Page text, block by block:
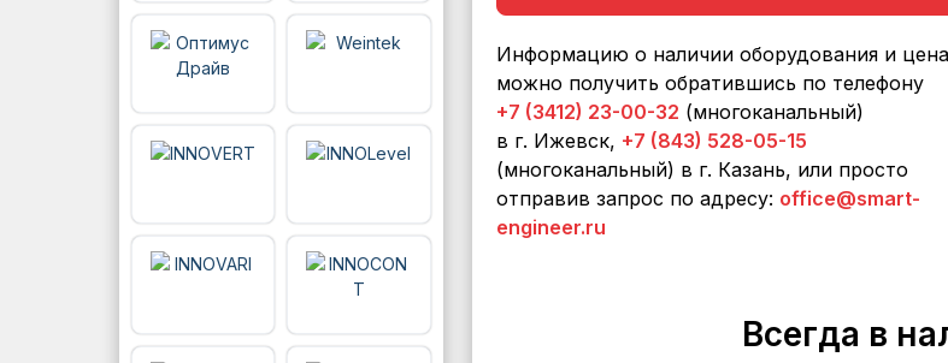
Информацию о наличии оборудования и
можно получить обратившись по телефону
+7 (3412) 23-00-32 (многоканальный)
в г. Ижевск, +7 (843) 528-05-15
(многоканальный) в г. Казань, или просто
отправив запрос по адресу: office@smart-
engineer.ru
Всегда в